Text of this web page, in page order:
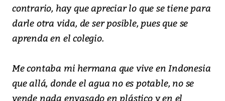
contrario, hay que apreciar lo que se tiene para
darle otra vida, de ser posible, pues que se
aprenda en el colegio.
Me contaba mi hermana que vive en Indonesia
que allá, donde el agua no es potable, no se
vende nada envasado en plástico y en el